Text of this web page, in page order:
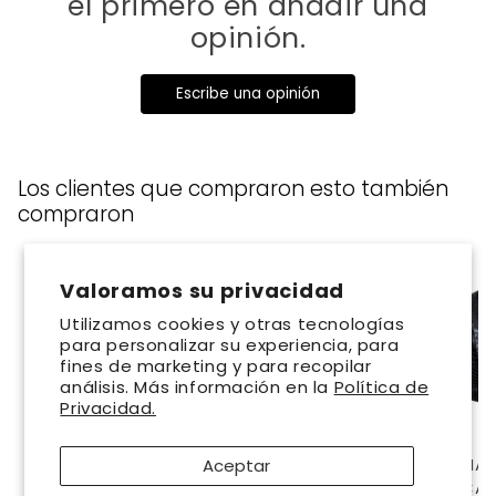
Valoramos su privacidad
Utilizamos cookies y otras tecnologías
para personalizar su experiencia, para
fines de marketing y para recopilar
análisis. Más información en la Política de
Privacidad.
Aceptar
opinión.
Escribe una opinión
Los clientes que compraron esto también
compraron
CABALLERO EN PIEL
CHAMARRA CASUAL
SPORT PARA
PARA